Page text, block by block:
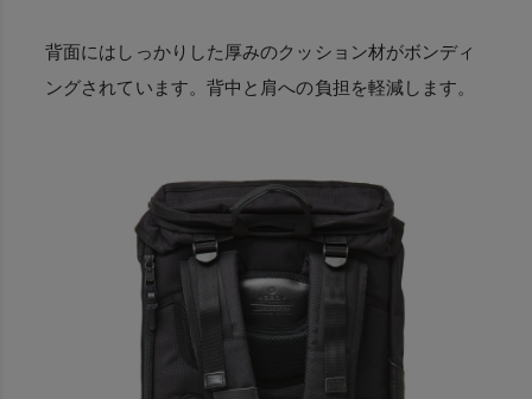
背面にはしっかりした厚みのクッション材がボンディ
ングされています。背中と肩への負担を軽減します。